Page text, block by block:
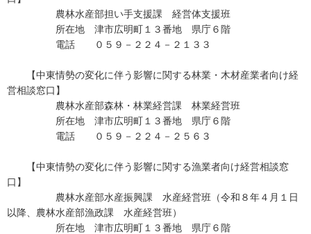
農林水産部担い手支援課 経営体支援班
所在地 津市広明町１３番地 県庁６階
電話 ０５９－２２４－２１３３
【中東情勢の変化に伴う影響に関する林業・木材産業者向け経
営相談窓口】
農林水産部森林・林業経営課 林業経営班
所在地 津市広明町１３番地 県庁６階
電話 ０５９－２２４－２５６３
【中東情勢の変化に伴う影響に関する漁業者向け経営相談窓
口】
農林水産部水産振興課 水産経営班（令和８年４月１日
以降、農林水産部漁政課 水産経営班）
所在地 津市広明町１３番地 県庁６階